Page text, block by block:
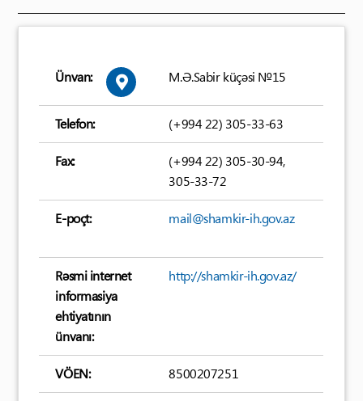
Ünvan: M.Ə.Sabir küçəsi №15
Telefon: (+994 22) 305-33-63
Fax:
(+994 22) 305-30-94,
305-33-72
E-poçt: mail@shamkir-ih.gov.az
Rəsmi internet
informasiya
ehtiyatının
ünvanı:
http://shamkir-ih.gov.az/
VÖEN: 8500207251